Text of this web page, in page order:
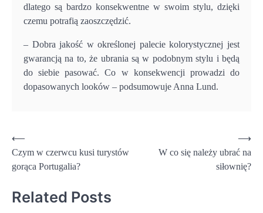
dlatego są bardzo konsekwentne w swoim stylu, dzięki
czemu potrafią zaoszczędzić.
– Dobra jakość w określonej palecie kolorystycznej jest
gwarancją na to, że ubrania są w podobnym stylu i będą
do siebie pasować. Co w konsekwencji prowadzi do
dopasowanych looków – podsumowuje Anna Lund.
Nawigacja
wpisu
⟵
Czym w czerwcu kusi turystów
gorąca Portugalia?
W co się należy ubrać na
siłownię?
⟶
Related Posts